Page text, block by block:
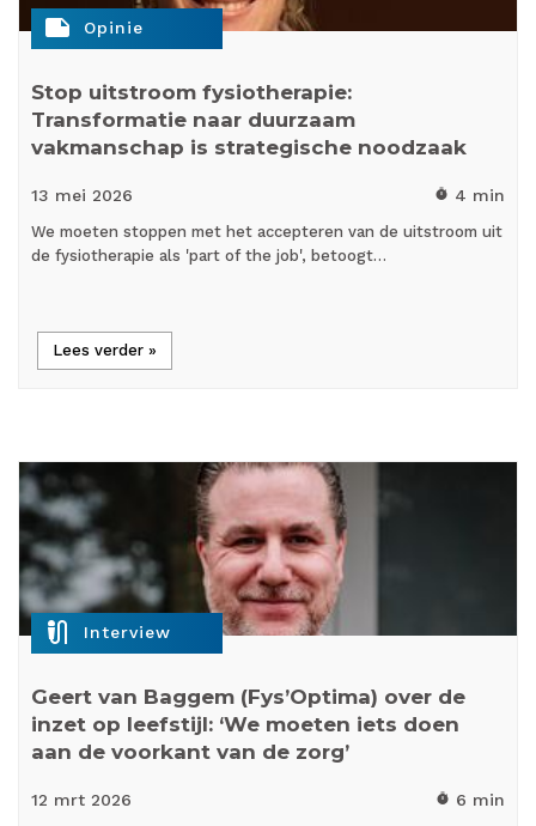
note Opinie
Stop uitstroom fysiotherapie:
Transformatie naar duurzaam
vakmanschap is strategische noodzaak
13 mei 2026 timer 4 min
We moeten stoppen met het accepteren van de uitstroom uit
de fysiotherapie als 'part of the job', betoogt…
Lees verder »
mic_external_on Interview
Geert van Baggem (Fys’Optima) over de
inzet op leefstijl: ‘We moeten iets doen
aan de voorkant van de zorg’
12 mrt 2026 timer 6 min